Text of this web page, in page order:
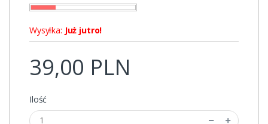
Wysyłka: Już jutro!
39,00 PLN
Ilość